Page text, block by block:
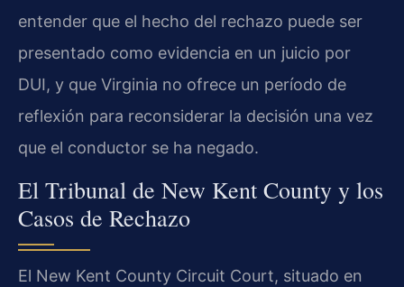
entender que el hecho del rechazo puede ser
presentado como evidencia en un juicio por
DUI, y que Virginia no ofrece un período de
reflexión para reconsiderar la decisión una vez
que el conductor se ha negado.
El Tribunal de New Kent County y los
Casos de Rechazo
El New Kent County Circuit Court, situado en